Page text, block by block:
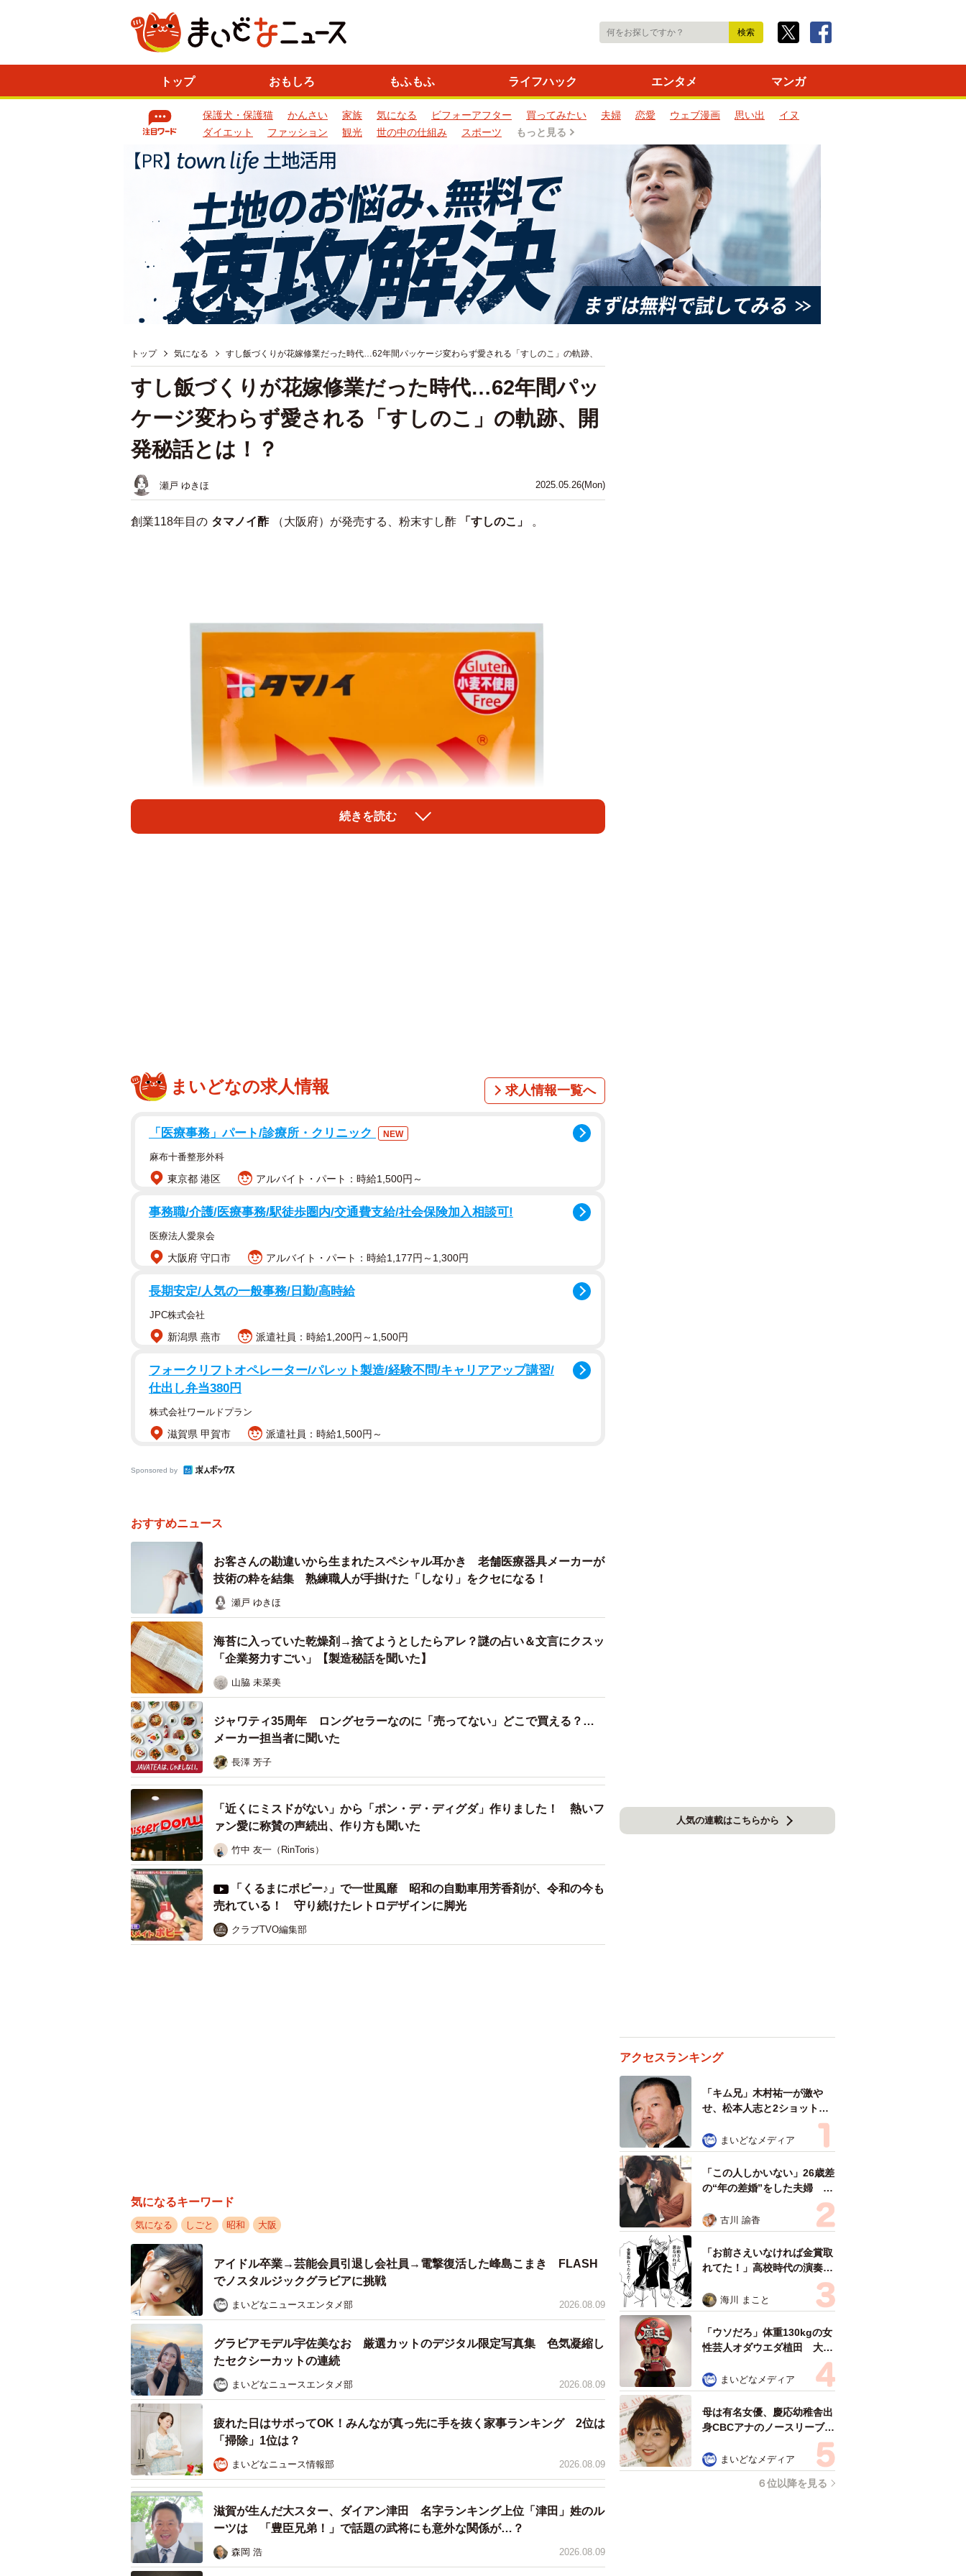
トップ おもしろ もふもふ ライフハック エンタメ マンガ
保護犬・保護猫 かんさい 家族 気になる ビフォーアフター 買ってみたい 夫婦 恋愛 ウェブ漫画 思い出
イヌ
ダイエット
ファッション 観光 世の中の仕組み スポーツ もっと見る
トップ 気になる すし飯づくりが花嫁修業だった時代…62年間パッケージ変わらず愛される「すしのこ」の軌跡、
2025.05.26(Mon)
すし飯づくりが花嫁修業だった時代…62年間パッ
ケージ変わらず愛される「すしのこ」の軌跡、開
発秘話とは！？
瀬戸 ゆきほ
創業118年目の タマノイ酢 （大阪府）が発売する、粉末すし酢 「すしのこ」 。
1/7
発売から62年を迎えるタマノイの「すしのこ」。レトロなパッケージは発売当時そのまま
ごはんに混ぜるだけですし飯が作れる手軽さが愛され続け、今年で発売から62年とのこと。
すし飯作りは酢の種類や米の炊き方で変化するため難しく、かつては義理の母親から教えら
れ、家庭の味として受け継がれていたそう。簡単に酢飯が作れる調味料やレシピが普及する
中、レトロなパッケージのまま愛される本商品の開発当初のエピソードなど、担当者に話を
聞いた。
担当者：1963年発売で今年で62年目になります。かつて、すし飯はご飯の炊き方や酢や塩
酢は日持ちせず、大きな瓶(かめ)に入れて運搬していたので流通面でも大変でした。ちょう
な中、自然な発想で開発することになりました。
――開発秘話、語り継がれているエピソードは？
担当者：最大の課題は湿気でした。当時世界初となる粉末酢の開発は成功しましたが、吸湿
性が高く、湿気を吸った粉は簡単にダマになってしまう。研究室で調整を繰り返す中、砂糖
を入れると吸湿性が下がることを発見し、すし酢の粉末「すしのこ」が完成しました。
――普及のための戦略を。
3/7
――レトロなパッケージが目を惹きますね。
続きを読む
まいどなの求人情報 求人情報一覧へ
「医療事務」パート/診療所・クリニック NEW
麻布十番整形外科
東京都 港区 アルバイト・パート：時給1,500円～
事務職/介護/医療事務/駅徒歩圏内/交通費支給/社会保険加入相談可!
医療法人愛泉会
大阪府 守口市 アルバイト・パート：時給1,177円～1,300円
長期安定/人気の一般事務/日勤/高時給
JPC株式会社
新潟県 燕市 派遣社員：時給1,200円～1,500円
フォークリフトオペレーター/パレット製造/経験不問/キャリアアップ講習/
仕出し弁当380円
株式会社ワールドプラン
滋賀県 甲賀市 派遣社員：時給1,500円～
Sponsored by
おすすめニュース
お客さんの勘違いから生まれたスペシャル耳かき 老舗医療器具メーカーが
技術の粋を結集 熟練職人が手掛けた「しなり」をクセになる！
瀬戸 ゆきほ
海苔に入っていた乾燥剤→捨てようとしたらアレ？謎の占い＆文言にクスッ
「企業努力すごい」【製造秘話を聞いた】
山脇 未菜美
ジャワティ35周年 ロングセラーなのに「売ってない」どこで買える？…
メーカー担当者に聞いた
長澤 芳子
「近くにミスドがない」から「ポン・デ・ディグダ」作りました！ 熱いフ
ァン愛に称賛の声続出、作り方も聞いた
竹中 友一（RinToris）
「くるまにポピー♪」で一世風靡 昭和の自動車用芳香剤が、令和の今も
売れている！ 守り続けたレトロデザインに脚光
クラブTVO編集部
気になるキーワード
気になる しごと 昭和 大阪
アイドル卒業→芸能会員引退し会社員→電撃復活した峰島こまき FLASH
でノスタルジックグラビアに挑戦
まいどなニュースエンタメ部 2026.08.09
グラビアモデル宇佐美なお 厳選カットのデジタル限定写真集 色気凝縮し
たセクシーカットの連続
まいどなニュースエンタメ部 2026.08.09
疲れた日はサボってOK！みんなが真っ先に手を抜く家事ランキング 2位は
「掃除」1位は？
まいどなニュース情報部 2026.08.09
滋賀が生んだ大スター、ダイアン津田 名字ランキング上位「津田」姓のル
ーツは 「豊臣兄弟！」で話題の武将にも意外な関係が…？
森岡 浩 2026.08.09
人気の連載はこちらから
アクセスランキング
「キム兄」木村祐一が激や
せ、松本人志と2ショット
「一瞬、分からなかったわ」
「テキヤの兄さん」
まいどなメディア
「この人しかいない」26歳差
の“年の差婚”をした夫婦 出
会いは？反対する声はなかっ
た？ 今の思いを聞いた
古川 諭香
「お前さえいなければ金賞取
れてた！」高校時代の演奏会
がトラウマ……責められた学
生は楽器修理職人に 10年後
再会した因縁の相手から思わ
ぬ申し出【漫画】
海川 まこと
「ウソだろ」体重130kgの女
性芸人オダウエダ植田 大学
で」 まいどなメディア
母は有名女優、慶応幼稚舎出
身CBCアナのノースリーブ姿
「育ちの良さが表情に表れて
る」「天使の笑顔」
まいどなメディア
６位以降を見る